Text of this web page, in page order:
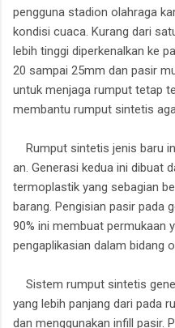
pengguna stadion olahraga
kondisi cuaca. Kurang dari
lebih tinggi diperkenalkan ke
20 sampai 25mm dan pasir
untuk menjaga rumput tetap
membantu rumput sintetis
Rumput sintetis jenis baru
an. Generasi kedua ini dibuat
termoplastik yang sebagian
barang. Pengisian pasir pada
90% ini membuat permukaan
pengaplikasian dalam bidang
Sistem rumput sintetis
yang lebih panjang dari pada
dan menggunakan infill pasir.